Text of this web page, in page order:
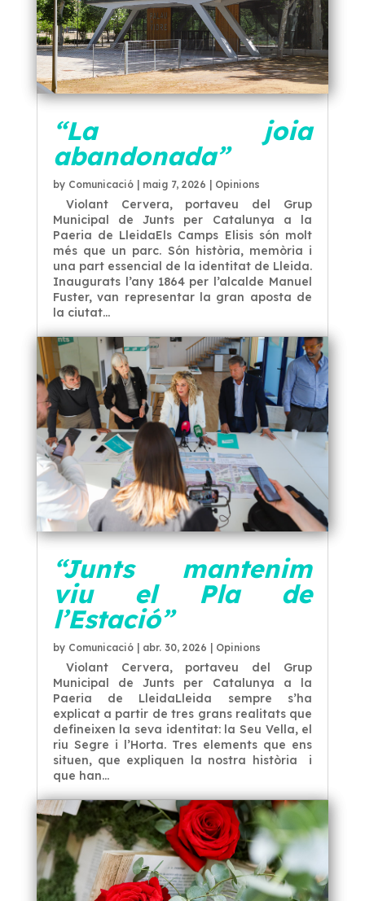
“La joia
abandonada”
by Comunicació| maig 7, 2026 Opinions
Violant Cervera, portaveu del Grup
Municipal de Junts per Catalunya a la
Paeria de LleidaEls Camps Elisis són molt
més que un parc. Són història, memòria i
una part essencial de la identitat de Lleida.
Inaugurats l’any 1864 per l’alcalde Manuel
Fuster, van representar la gran aposta de
la ciutat...
“Junts mantenim
viu el Pla de
l’Estació”
by Comunicació| abr. 30, 2026 Opinions
Violant Cervera, portaveu del Grup
Municipal de Junts per Catalunya a la
Paeria de LleidaLleida sempre s’ha
explicat a partir de tres grans realitats que
defineixen la seva identitat: la Seu Vella, el
riu Segre i l’Horta. Tres elements que ens
situen, que expliquen la nostra història i
que han...